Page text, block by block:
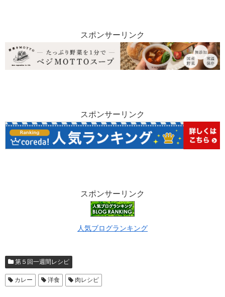
スポンサーリンク
スポンサーリンク
スポンサーリンク
人気ブログランキング
第５回一週間レシピ
カレー 洋食 肉レシピ